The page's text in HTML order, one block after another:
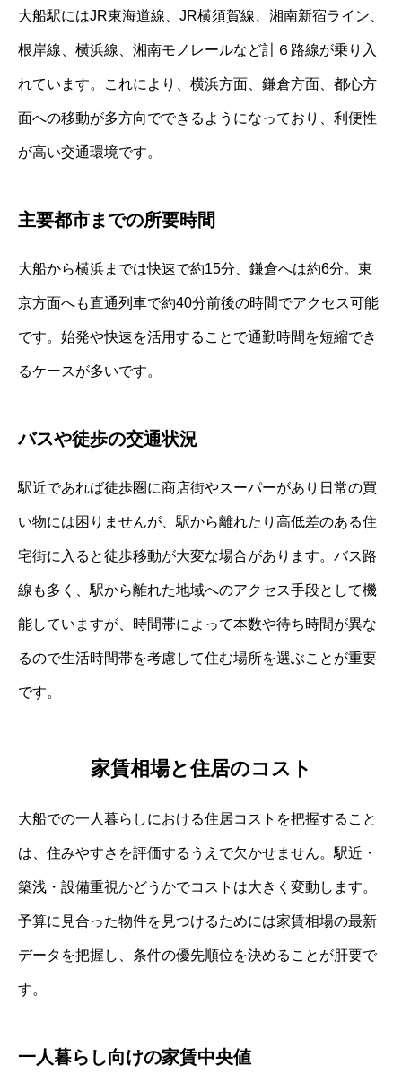
大船駅にはJR東海道線、JR横須賀線、湘南新宿ライン、
根岸線、横浜線、湘南モノレールなど計６路線が乗り入
れています。これにより、横浜方面、鎌倉方面、都心方
面への移動が多方向でできるようになっており、利便性
が高い交通環境です。
主要都市までの所要時間
大船から横浜までは快速で約15分、鎌倉へは約6分。東
京方面へも直通列車で約40分前後の時間でアクセス可能
です。始発や快速を活用することで通勤時間を短縮でき
るケースが多いです。
バスや徒歩の交通状況
駅近であれば徒歩圏に商店街やスーパーがあり日常の買
い物には困りませんが、駅から離れたり高低差のある住
宅街に入ると徒歩移動が大変な場合があります。バス路
線も多く、駅から離れた地域へのアクセス手段として機
能していますが、時間帯によって本数や待ち時間が異な
るので生活時間帯を考慮して住む場所を選ぶことが重要
です。
家賃相場と住居のコスト
大船での一人暮らしにおける住居コストを把握すること
は、住みやすさを評価するうえで欠かせません。駅近・
築浅・設備重視かどうかでコストは大きく変動します。
予算に見合った物件を見つけるためには家賃相場の最新
データを把握し、条件の優先順位を決めることが肝要で
す。
一人暮らし向けの家賃中央値